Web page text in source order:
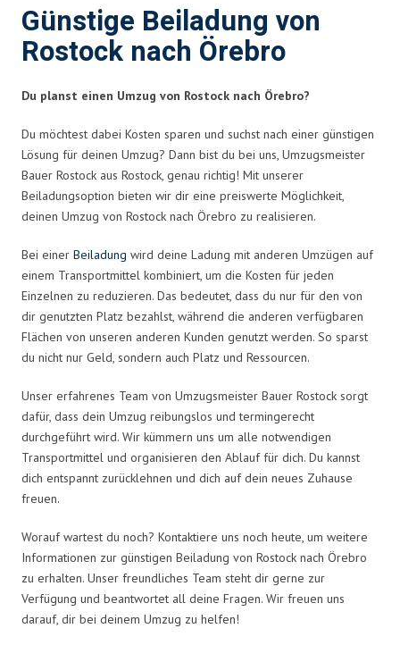
Günstige Beiladung von
Rostock nach Örebro
Du planst einen Umzug von Rostock nach Örebro?
Du möchtest dabei Kosten sparen und suchst nach einer günstigen
Lösung für deinen Umzug? Dann bist du bei uns, Umzugsmeister
Bauer Rostock aus Rostock, genau richtig! Mit unserer
Beiladungsoption bieten wir dir eine preiswerte Möglichkeit,
deinen Umzug von Rostock nach Örebro zu realisieren.
Bei einer Beiladung wird deine Ladung mit anderen Umzügen auf
einem Transportmittel kombiniert, um die Kosten für jeden
Einzelnen zu reduzieren. Das bedeutet, dass du nur für den von
dir genutzten Platz bezahlst, während die anderen verfügbaren
Flächen von unseren anderen Kunden genutzt werden. So sparst
du nicht nur Geld, sondern auch Platz und Ressourcen.
Unser erfahrenes Team von Umzugsmeister Bauer Rostock sorgt
dafür, dass dein Umzug reibungslos und termingerecht
durchgeführt wird. Wir kümmern uns um alle notwendigen
Transportmittel und organisieren den Ablauf für dich. Du kannst
dich entspannt zurücklehnen und dich auf dein neues Zuhause
freuen.
Worauf wartest du noch? Kontaktiere uns noch heute, um weitere
Informationen zur günstigen Beiladung von Rostock nach Örebro
zu erhalten. Unser freundliches Team steht dir gerne zur
Verfügung und beantwortet all deine Fragen. Wir freuen uns
darauf, dir bei deinem Umzug zu helfen!